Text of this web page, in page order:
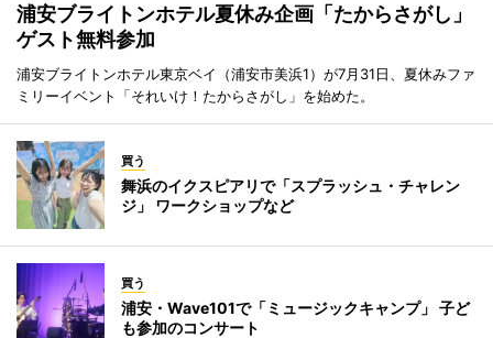
浦安ブライトンホテル夏休み企画「たからさがし」
ゲスト無料参加
浦安ブライトンホテル東京ベイ（浦安市美浜1）が7月31日、夏休みファ
ミリーイベント「それいけ！たからさがし」を始めた。
買う
舞浜のイクスピアリで「スプラッシュ・チャレン
ジ」 ワークショップなど
買う
浦安・Wave101で「ミュージックキャンプ」 子ど
も参加のコンサート